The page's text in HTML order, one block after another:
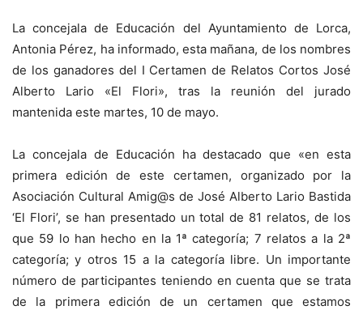
La concejala de Educación del Ayuntamiento de Lorca,
Antonia Pérez, ha informado, esta mañana, de los nombres
de los ganadores del I Certamen de Relatos Cortos José
Alberto Lario «El Flori», tras la reunión del jurado
mantenida este martes, 10 de mayo.
La concejala de Educación ha destacado que «en esta
primera edición de este certamen, organizado por la
Asociación Cultural Amig@s de José Alberto Lario Bastida
‘El Flori’, se han presentado un total de 81 relatos, de los
que 59 lo han hecho en la 1ª categoría; 7 relatos a la 2ª
categoría; y otros 15 a la categoría libre. Un importante
número de participantes teniendo en cuenta que se trata
de la primera edición de un certamen que estamos